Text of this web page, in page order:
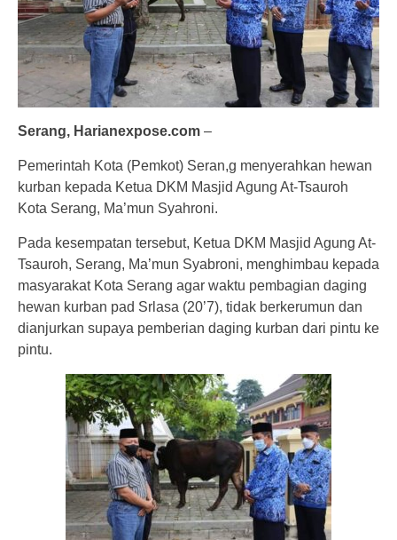
Serang, Harianexpose.com –
Pemerintah Kota (Pemkot) Seran,g menyerahkan hewan
kurban kepada Ketua DKM Masjid Agung At-Tsauroh
Kota Serang, Ma’mun Syahroni.
Pada kesempatan tersebut, Ketua DKM Masjid Agung At-
Tsauroh, Serang, Ma’mun Syabroni, menghimbau kepada
masyarakat Kota Serang agar waktu pembagian daging
hewan kurban pad Srlasa (20’7), tidak berkerumun dan
dianjurkan supaya pemberian daging kurban dari pintu ke
pintu.